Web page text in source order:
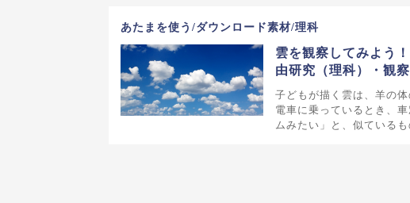
あたまを使う/ダウンロード素材/理科
雲を観察してみよう
由研究（理科）・観
子どもが描く雲は、羊の
電車に乗っているとき、
ムみたい」と、似ているも